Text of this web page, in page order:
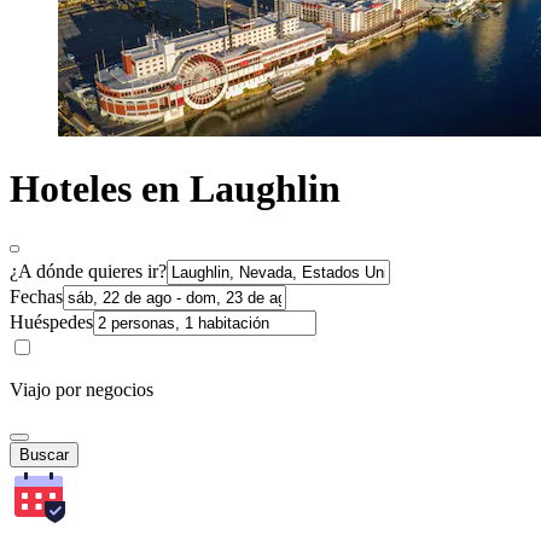
Hoteles en Laughlin
¿A dónde quieres ir?
Fechas
Huéspedes
Viajo por negocios
Buscar